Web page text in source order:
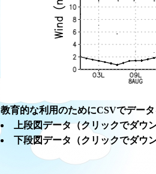
教育的な利用のためにCSVでデー
上段図データ（クリックでダウ
下段図データ（クリックでダウ